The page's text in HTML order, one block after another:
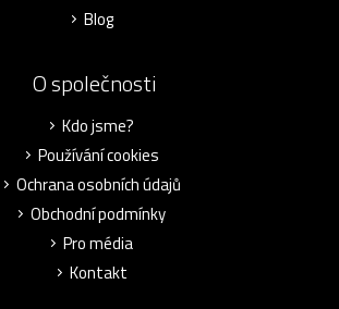
Blog
O společnosti
Kdo jsme?
Používání cookies
Ochrana osobních údajů
Obchodní podmínky
Pro média
Kontakt